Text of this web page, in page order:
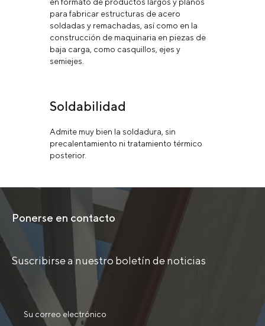
en formato de productos largos y planos
para fabricar estructuras de acero
soldadas y remachadas, así como en la
construcción de maquinaria en piezas de
baja carga, como casquillos, ejes y
semiejes.
Soldabilidad
Admite muy bien la soldadura, sin
precalentamiento ni tratamiento térmico
posterior.
Ponerse en contacto
Suscribirse a nuestro boletín de noticias